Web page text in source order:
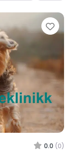
0.0 (0)